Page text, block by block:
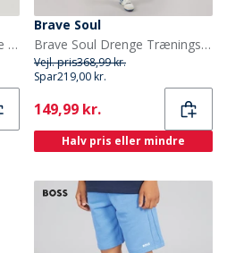
JACK & JONES Bomberjakke til Drenge Sort
Brave Soul
Brave Soul Drenge Træningsdragt Lysegrå Melange
Vejl. pris368,99 kr.
Spar219,00 kr.
Current
149,99 kr.
Halv pris eller mindre